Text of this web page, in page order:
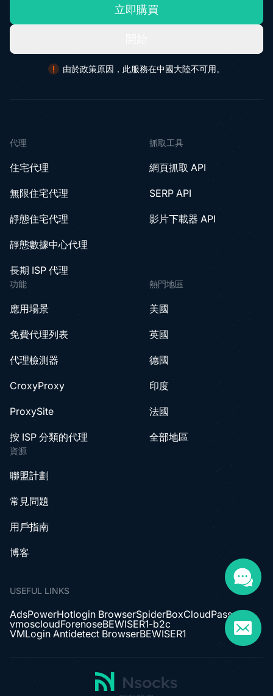
立即購買
由於政策原因，此服務在中國大陸不可用。
代理
住宅代理
無限住宅代理
靜態住宅代理
靜態數據中心代理
長期 ISP 代理
抓取工具
網頁抓取 API
SERP API
影片下載器 API
功能
應用場景
免費代理列表
代理檢測器
CroxyProxy
ProxySite
按 ISP 分類的代理
熱門地區
美國
英國
德國
印度
法國
全部地區
資源
聯盟計劃
常見問題
用戶指南
博客
USEFUL LINKS
AdsPowerHotlogin BrowserSpiderBoxCloudPass
vmoscloudForenoseBEWISER1-b2c
VMLogin Antidetect BrowserBEWISER1